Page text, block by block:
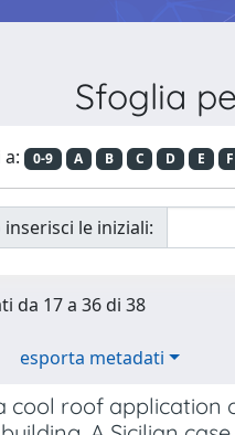
Sfoglia
a: 0-9 A B C D E F
inserisci le iniziali:
da 17 a 36 di 38
esporta metadati
cool roof application